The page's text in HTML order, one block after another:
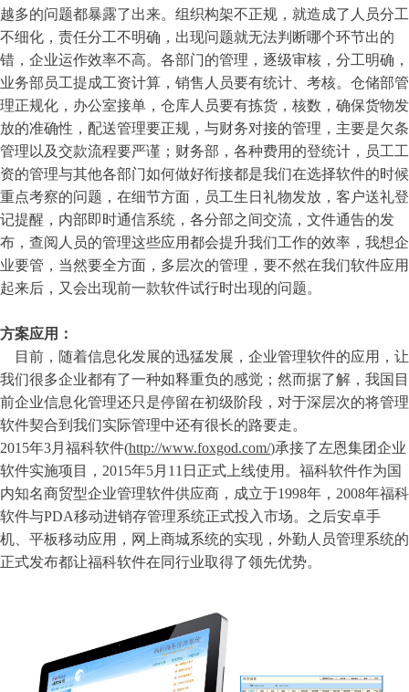
越多的问题都暴露了出来。组织构架不正规，就造成了人员分工
不细化，责任分工不明确，出现问题就无法判断哪个环节出的
错，企业运作效率不高。各部门的管理，逐级审核，分工明确，
业务部员工提成工资计算，销售人员要有统计、考核。仓储部管
理正规化，办公室接单，仓库人员要有拣货，核数，确保货物发
放的准确性，配送管理要正规，与财务对接的管理，主要是欠条
管理以及交款流程要严谨；财务部，各种费用的登统计，员工工
资的管理与其他各部门如何做好衔接都是我们在选择软件的时候
重点考察的问题，在细节方面，员工生日礼物发放，客户送礼登
记提醒，内部即时通信系统，各分部之间交流，文件通告的发
布，查阅人员的管理这些应用都会提升我们工作的效率，我想企
业要管，当然要全方面，多层次的管理，要不然在我们软件应用
起来后，又会出现前一款软件试行时出现的问题。
方案应用：
目前，随着信息化发展的迅猛发展，企业管理软件的应用，让
我们很多企业都有了一种如释重负的感觉；然而据了解，我国目
前企业信息化管理还只是停留在初级阶段，对于深层次的将管理
软件契合到我们实际管理中还有很长的路要走。
2015年3月福科软件(http://www.foxgod.com/)承接了左恩集团企业
软件实施项目，2015年5月11日正式上线使用。福科软件作为国
内知名商贸型企业管理软件供应商，成立于1998年，2008年福科
软件与PDA移动进销存管理系统正式投入市场。之后安卓手
机、平板移动应用，网上商城系统的实现，外勤人员管理系统的
正式发布都让福科软件在同行业取得了领先优势。